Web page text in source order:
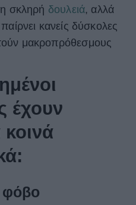
σκληρή δουλειά, αλλά
κανείς δύσκολες
μακροπρόθεσμους
έχουν
φόβο